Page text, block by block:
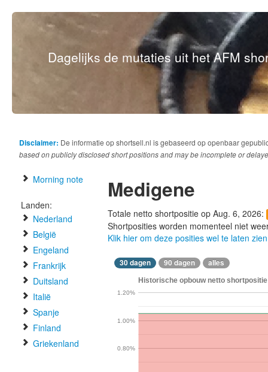
Dagelijks de mutaties uit het AFM
Disclaimer: De informatie op shortsell.nl is gebaseerd op openbaar
based on publicly disclosed short positions and may be incomplete or
Morning note
Landen:
Nederland
België
Engeland
Frankrijk
Duitsland
Italië
Spanje
Finland
Griekenland
Medigene
Totale netto shortpositie op Aug. 6, 2026:
Shortposities worden momenteel niet
Klik hier om deze posities wel te laten zien
30 dagen 90 dagen alles
Historische opbouw netto
0.80%
1.00%
1.20%